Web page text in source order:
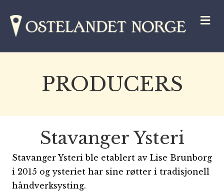
PRODUCERS
Stavanger Ysteri
Stavanger Ysteri ble etablert av Lise Brunborg
i 2015 og ysteriet har sine røtter i tradisjonell
håndverksysting.